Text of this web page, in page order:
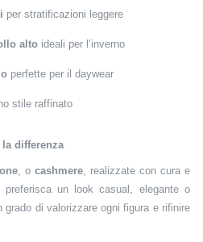
per stratificazioni leggere
alto ideali per l’inverno
perfette per il daywear
stile raffinato
differenza
, o cashmere , realizzate con cura e
un look casual, elegante o
grado di valorizzare ogni figura e rifinire